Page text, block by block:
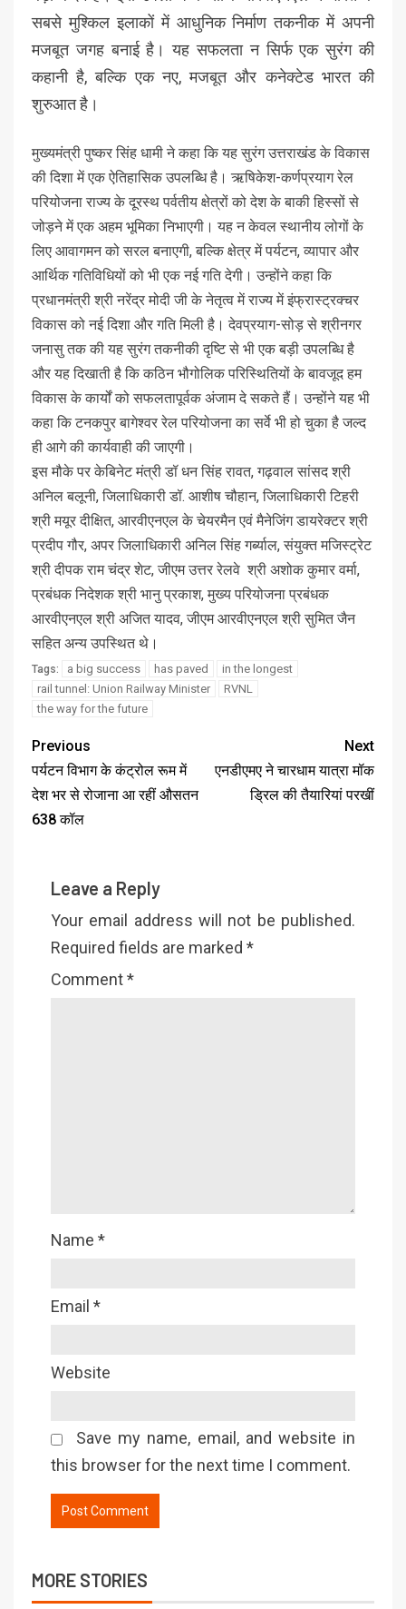
सबसे मुश्किल इलाकों में आधुनिक निर्माण तकनीक में अपनी
मजबूत जगह बनाई है। यह सफलता न सिर्फ एक सुरंग की
कहानी है, बल्कि एक नए, मजबूत और कनेक्टेड भारत की
शुरुआत है।
मुख्यमंत्री पुष्कर सिंह धामी ने कहा कि यह सुरंग उत्तराखंड के विकास
की दिशा में एक ऐतिहासिक उपलब्धि है। ऋषिकेश-कर्णप्रयाग रेल
परियोजना राज्य के दूरस्थ पर्वतीय क्षेत्रों को देश के बाकी हिस्सों से
जोड़ने में एक अहम भूमिका निभाएगी। यह न केवल स्थानीय लोगों के
लिए आवागमन को सरल बनाएगी, बल्कि क्षेत्र में पर्यटन, व्यापार और
आर्थिक गतिविधियों को भी एक नई गति देगी। उन्होंने कहा कि
प्रधानमंत्री श्री नरेंद्र मोदी जी के नेतृत्व में राज्य में इंफ्रास्ट्रक्चर
विकास को नई दिशा और गति मिली है। देवप्रयाग-सोड़ से श्रीनगर
जनासु तक की यह सुरंग तकनीकी दृष्टि से भी एक बड़ी उपलब्धि है
और यह दिखाती है कि कठिन भौगोलिक परिस्थितियों के बावजूद हम
विकास के कार्यों को सफलतापूर्वक अंजाम दे सकते हैं। उन्होंने यह भी
कहा कि टनकपुर बागेश्वर रेल परियोजना का सर्वे भी हो चुका है जल्द
ही आगे की कार्यवाही की जाएगी।
इस मौके पर केबिनेट मंत्री डॉ धन सिंह रावत, गढ़वाल सांसद श्री
अनिल बलूनी, जिलाधिकारी डॉ. आशीष चौहान, जिलाधिकारी टिहरी
श्री मयूर दीक्षित, आरवीएनएल के चेयरमैन एवं मैनेजिंग डायरेक्टर श्री
प्रदीप गौर, अपर जिलाधिकारी अनिल सिंह गर्ब्याल, संयुक्त मजिस्ट्रेट
श्री दीपक राम चंद्र शेट, जीएम उत्तर रेलवे श्री अशोक कुमार वर्मा,
प्रबंधक निदेशक श्री भानु प्रकाश, मुख्य परियोजना प्रबंधक
आरवीएनएल श्री अजित यादव, जीएम आरवीएनएल श्री सुमित जैन
सहित अन्य उपस्थित थे।
Tags: a big success has paved
in the longest
rail tunnel: Union Railway Minister
RVNL
the way for the future
Previous
पर्यटन विभाग के कंट्रोल रूम में
देश भर से रोजाना आ रहीं औसतन
638 कॉल
Next
एनडीएमए ने चारधाम यात्रा मॉक
ड्रिल की तैयारियां परखीं
Leave a Reply
Your email address will not be published.
Required fields are marked *
Comment*
Name *
Email *
Website
Save my name, email, and website in
this browser for the next time I comment.
MORE STORIES